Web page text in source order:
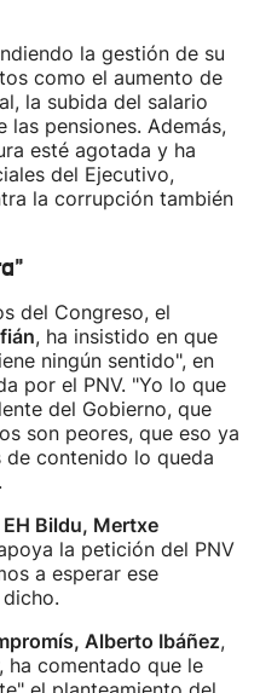
la gestión de su
como el aumento de
la subida del salario
pensiones. Además,
esté agotada y ha
del Ejecutivo,
la corrupción también
del Congreso, el
, ha insistido en que
ningún sentido", en
por el PNV. "Yo lo que
del Gobierno, que
son peores, que eso ya
de contenido lo queda
EH Bildu, Mertxe
la petición del PNV
a esperar ese
Alberto Ibáñez,
ha comentado que le